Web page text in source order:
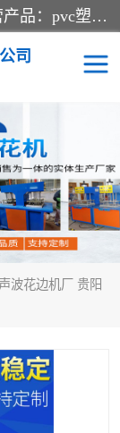
常州联宇机电自动化科技有限公司主营产品：pvc塑料焊机、高频热合机、软膜天花压边机、服装布料凹凸压花机、布料3d压印设备、服装植胶设备、超声波布料花边机、无纺布热合机、全自动压花机。
司
波花边机厂 贵阳
机
机
压标机
凸压花机
打片成型机
型机